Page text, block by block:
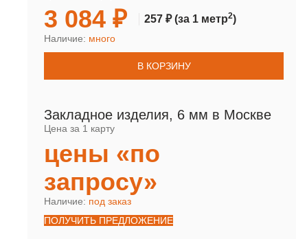
3 084 ₽ 257 ₽(за 1 метр2)
Наличие: много
В КОРЗИНУ
Закладное изделия, 6 мм в Москве
Цена за 1 карту
цены «по
запросу»
Наличие: под заказ
ПОЛУЧИТЬ ПРЕДЛОЖЕНИЕ